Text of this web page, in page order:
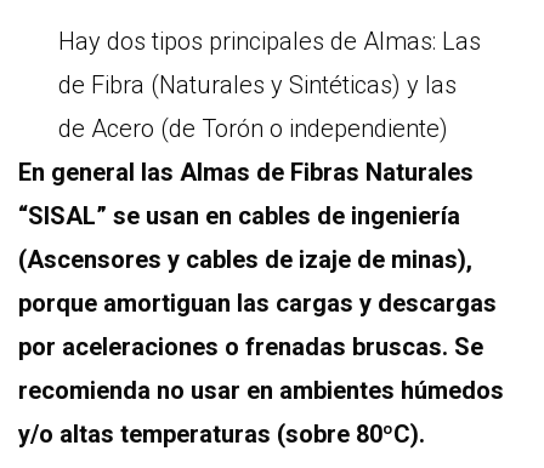
Hay dos tipos principales de Almas: Las
de Fibra (Naturales y Sintéticas) y las
de Acero (de Torón o independiente)
En general las Almas de Fibras Naturales
“SISAL” se usan en cables de ingeniería
(Ascensores y cables de izaje de minas),
porque amortiguan las cargas y descargas
por aceleraciones o frenadas bruscas. Se
recomienda no usar en ambientes húmedos
y/o altas temperaturas (sobre 80ºC).